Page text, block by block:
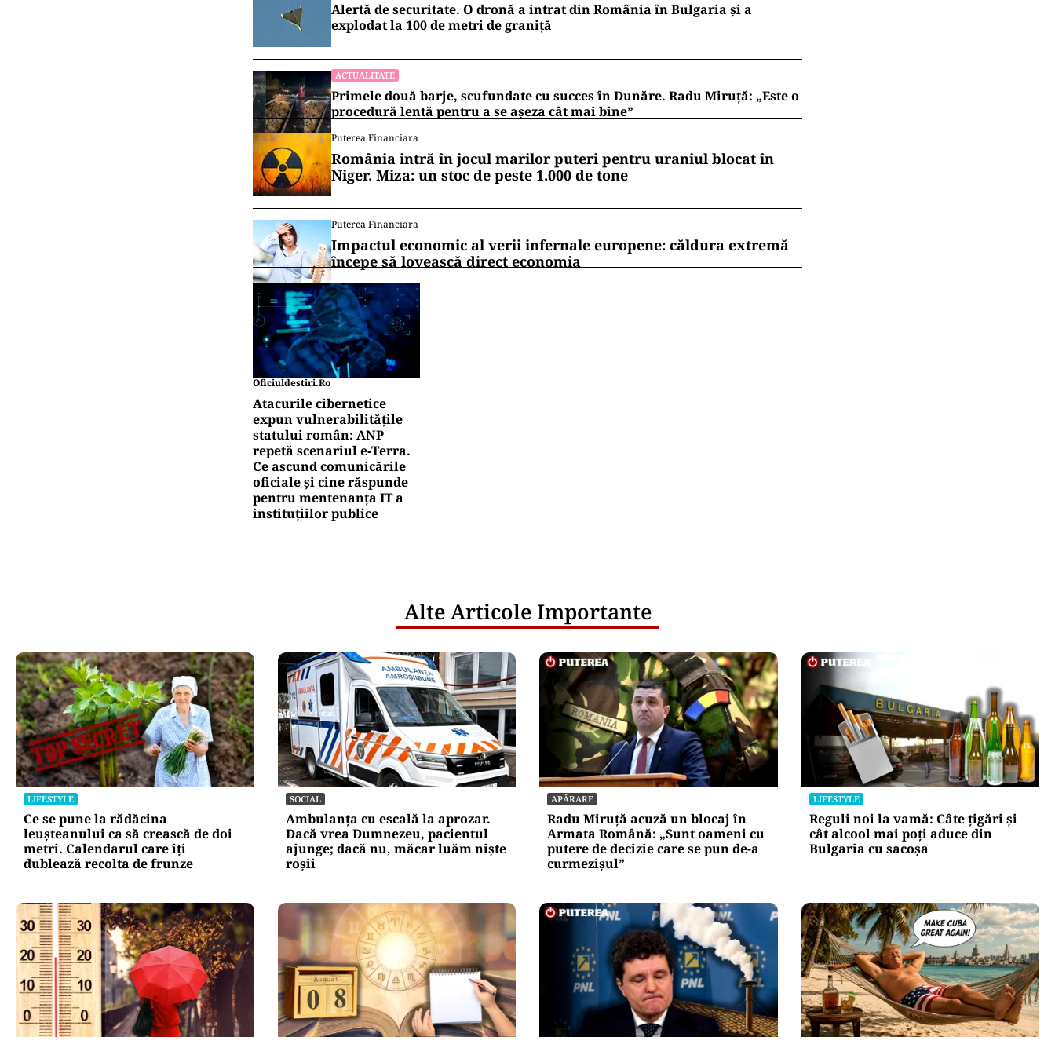
Alertă de securitate. O dronă a intrat din România în Bulgaria şi a
explodat la 100 de metri de graniţă
ACTUALITATE
Primele două barje, scufundate cu succes în Dunăre. Radu Miruță: „Este o
procedură lentă pentru a se așeza cât mai bine”
Puterea Financiara
România intră în jocul marilor puteri pentru uraniul blocat în
Niger. Miza: un stoc de peste 1.000 de tone
Puterea Financiara
Impactul economic al verii infernale europene: căldura extremă
începe să lovească direct economia
Oficiuldestiri.ro
Atacurile cibernetice
expun vulnerabilitățile
statului român: ANP
repetă scenariul e‑Terra.
Ce ascund comunicările
oficiale și cine răspunde
pentru mentenanța IT a
instituțiilor publice
Alte Articole Importante
LIFESTYLE
Ce se pune la rădăcina
leușteanului ca să crească de doi
metri. Calendarul care îți
dublează recolta de frunze
SOCIAL
Ambulanța cu escală la aprozar.
Dacă vrea Dumnezeu, pacientul
ajunge; dacă nu, măcar luăm niște
roșii
APĂRARE
Radu Miruță acuză un blocaj în
Armata Română: „Sunt oameni cu
putere de decizie care se pun de-a
curmezișul”
LIFESTYLE
Reguli noi la vamă: Câte țigări și
cât alcool mai poți aduce din
Bulgaria cu sacoșa